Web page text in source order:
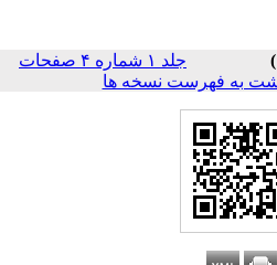
جلد ۱ شماره ۴ صفحات
به فهرست نسخه ها